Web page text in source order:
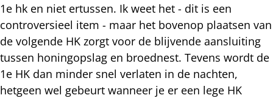
1e hk en niet ertussen. Ik weet het - dit is een
controversieel item - maar het bovenop plaatsen van
de volgende HK zorgt voor de blijvende aansluiting
tussen honingopslag en broednest. Tevens wordt de
1e HK dan minder snel verlaten in de nachten,
hetgeen wel gebeurt wanneer je er een lege HK